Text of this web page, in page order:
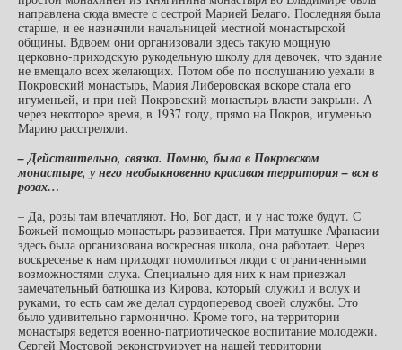
направлена сюда вместе с сестрой Марией Белаго. Последняя была
старше, и ее назначили начальницей местной монастырской
общины. Вдвоем они организовали здесь такую мощную
церковно-приходскую рукодельную школу для девочек, что здание
не вмещало всех желающих. Потом обе по послушанию уехали в
Покровский монастырь, Мария Либеровская вскоре стала его
игуменьей, и при ней Покровский монастырь власти закрыли. А
через некоторое время, в 1937 году, прямо на Покров, игуменью
Марию расстреляли.
– Действительно, связка. Помню, была в Покровском
монастыре, у него необыкновенно красивая территория – вся в
розах…
– Да, розы там впечатляют. Но, Бог даст, и у нас тоже будут. С
Божьей помощью монастырь развивается. При матушке Афанасии
здесь была организована воскресная школа, она работает. Через
воскресенье к нам приходят помолиться люди с ограниченными
возможностями слуха. Специально для них к нам приезжал
замечательный батюшка из Кирова, который служил и вслух и
руками, то есть сам же делал сурдоперевод своей службы. Это
было удивительно гармонично. Кроме того, на территории
монастыря ведется военно-патриотическое воспитание молодежи.
Сергей Мостовой реконструирует на нашей территории